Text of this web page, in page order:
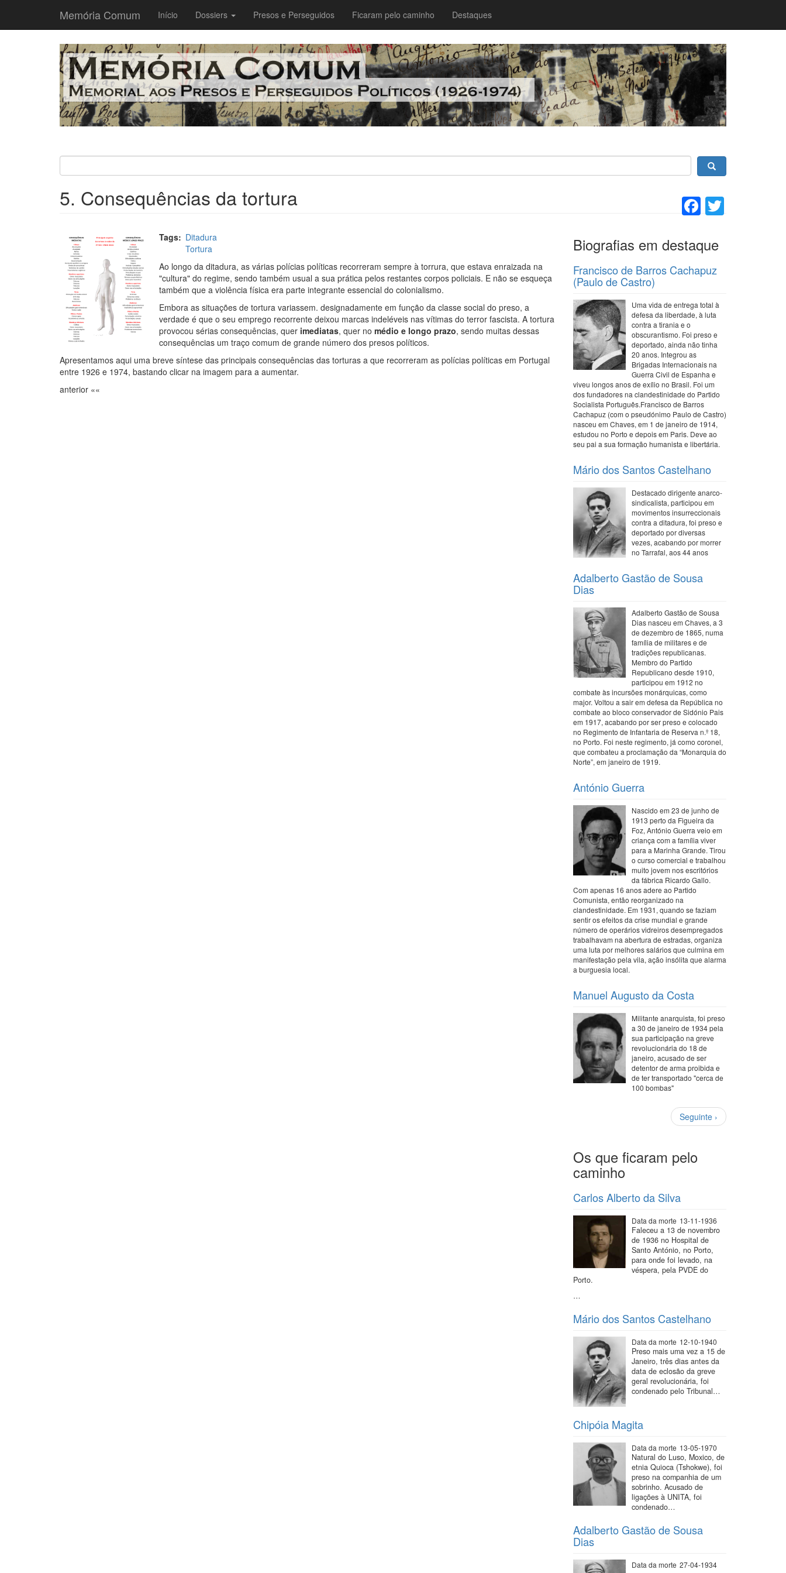
Memória Comum
Main
navigation
Início Dossiers Presos e Perseguidos Ficaram pelo caminho Destaques
Facebook
5. Consequências da tortura
Tags
Ditadura
Tortura
Ao longo da ditadura, as várias polícias políticas recorreram sempre à torrura, que estava enraizada na
"cultura" do regime, sendo também usual a sua prática pelos restantes corpos policiais. E não se esqueça
também que a violência física era parte integrante essencial do colonialismo.
Embora as situações de tortura variassem. designadamente em função da classe social do preso, a
verdade é que o seu emprego recorrente deixou marcas indeléveis nas vítimas do terror fascista. A tortura
provocou sérias consequências, quer imediatas, quer no médio e longo prazo, sendo muitas dessas
consequências um traço comum de grande número dos presos políticos.
Apresentamos aqui uma breve síntese das principais consequências das torturas a que recorreram as polícias políticas em Portugal
entre 1926 e 1974, bastando clicar na imagem para a aumentar.
anterior ««
Biografias em destaque
Francisco de Barros Cachapuz
(Paulo de Castro)
Uma vida de entrega total à
defesa da liberdade, à luta
contra a tirania e o
obscurantismo. Foi preso e
deportado, ainda não tinha
20 anos. Integrou as
Brigadas Internacionais na
Guerra Civil de Espanha e
viveu longos anos de exílio no Brasil. Foi um
dos fundadores na clandestinidade do Partido
Socialista Português.Francisco de Barros
Cachapuz (com o pseudónimo Paulo de Castro)
nasceu em Chaves, em 1 de janeiro de 1914,
estudou no Porto e depois em Paris. Deve ao
seu pai a sua formação humanista e libertária.
Mário dos Santos Castelhano
Destacado dirigente anarco-
sindicalista, participou em
movimentos insurreccionais
contra a ditadura, foi preso e
deportado por diversas
vezes, acabando por morrer
no Tarrafal, aos 44 anos
Adalberto Gastão de Sousa
Dias
Adalberto Gastão de Sousa
Dias nasceu em Chaves, a 3
de dezembro de 1865, numa
família de militares e de
tradições republicanas.
Membro do Partido
Republicano desde 1910,
participou em 1912 no
combate às incursões monárquicas, como
major. Voltou a sair em defesa da República no
combate ao bloco conservador de Sidónio Pais
em 1917, acabando por ser preso e colocado
no Regimento de Infantaria de Reserva n.º 18,
no Porto. Foi neste regimento, já como coronel,
que combateu a proclamação da “Monarquia do
Norte”, em janeiro de 1919.
António Guerra
Nascido em 23 de junho de
1913 perto da Figueira da
Foz, António Guerra veio em
criança com a família viver
para a Marinha Grande. Tirou
o curso comercial e trabalhou
muito jovem nos escritórios
da fábrica Ricardo Gallo.
Com apenas 16 anos adere ao Partido
Comunista, então reorganizado na
clandestinidade. Em 1931, quando se faziam
sentir os efeitos da crise mundial e grande
número de operários vidreiros desempregados
trabalhavam na abertura de estradas, organiza
uma luta por melhores salários que culmina em
manifestação pela vila, ação insólita que alarma
a burguesia local.
Manuel Augusto da Costa
Militante anarquista, foi preso
a 30 de janeiro de 1934 pela
sua participação na greve
revolucionária do 18 de
janeiro, acusado de ser
detentor de arma proibida e
de ter transportado "cerca de
100 bombas"
Próxima
página
Seguinte ›
Os que ficaram pelo
caminho
Carlos Alberto da Silva
Data da morte 13-11-1936
Faleceu a 13 de novembro
de 1936 no Hospital de
Santo António, no Porto,
para onde foi levado, na
véspera, pela PVDE do
Porto.
…
Mário dos Santos Castelhano
Data da morte 12-10-1940
Preso mais uma vez a 15 de
Janeiro, três dias antes da
data de eclosão da greve
geral revolucionária, foi
condenado pelo Tribunal…
Chipóia Magita
Data da morte 13-05-1970
Natural do Luso, Moxico, de
etnia Quioca (Tshokwe), foi
preso na companhia de um
sobrinho. Acusado de
ligações à UNITA, foi
condenado…
Adalberto Gastão de Sousa
Dias
Data da morte 27-04-1934